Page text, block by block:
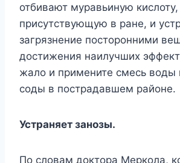
отбивают муравьиную кислоту,
присутствующую в ране, и
загрязнение посторонними
достижения наилучших
жало и примените смесь воды
соды в пострадавшем районе.
Устраняет занозы.
По словам доктора Меркола,